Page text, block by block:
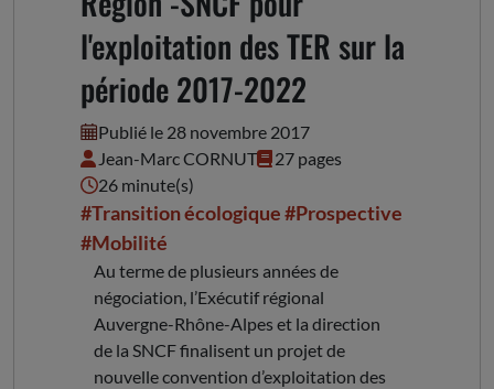
l'exploitation des TER sur la
période 2017-2022
Publié le 28 novembre 2017
Jean-Marc CORNUT
27 pages
26 minute(s)
#Transition écologique#Prospective
#Mobilité
Au terme de plusieurs années de
négociation, l’Exécutif régional
Auvergne-Rhône-Alpes et la direction
de la SNCF finalisent un projet de
nouvelle convention d’exploitation des